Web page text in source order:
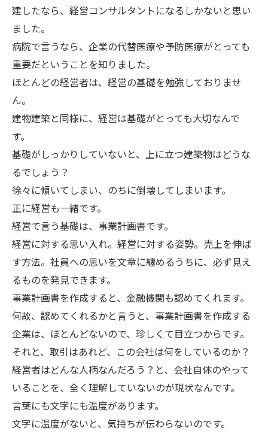
建したなら、経営コンサルタントになるしかないと思い
ました。
病院で言うなら、企業の代替医療や予防医療がとっても
重要だということを知りました。
ほとんどの経営者は、経営の基礎を勉強しておりませ
ん。
建物建築と同様に、経営は基礎がとっても大切なんで
す。
基礎がしっかりしていないと、上に立つ建築物はどうな
るでしょう？
徐々に傾いてしまい、のちに倒壊してしまいます。
正に経営も一緒です。
経営で言う基礎は、事業計画書です。
経営に対する思い入れ。経営に対する姿勢。売上を伸ば
す方法。社員への思いを文章に纏めるうちに、必ず見え
るものを発見できます。
事業計画書を作成すると、金融機関も認めてくれます。
何故、認めてくれるかと言うと、事業計画書を作成する
企業は、ほとんどないので、珍しくて目立つからです。
それと、取引はあれど、この会社は何をしているのか？
経営者はどんな人柄なんだろう？と、会社自体のやって
いることを、全く理解していないのが現状なんです。
言葉にも文字にも温度があります。
文字に温度がないと、気持ちが伝わらないのです。